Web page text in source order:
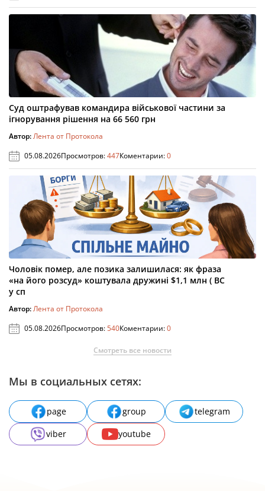
Суд оштрафував командира військової частини за
ігнорування рішення на 66 560 грн
Автор:Лента от Протокола
05.08.2026Просмотров:447Коментарии:0
Чоловік помер, але позика залишилася: як фраза
«на його розсуд» коштувала дружині $1,1 млн ( ВС
у сп
Автор:Лента от Протокола
05.08.2026Просмотров:540Коментарии:0
Смотреть все новости
Мы в социальных сетях:
page group
telegram
viber
youtube